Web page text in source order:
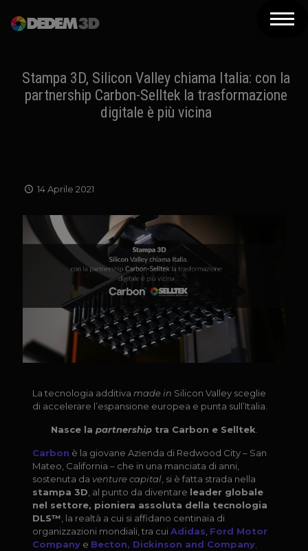
Prodotti
Soluzioni 3D
Assistenza
Contatti
Newsletter
Stampa 3D, Silicon Valley chiama Italia: con la
partnership Carbon-Selltek la trasformazione
digitale è più vicina
14 Aprile 2021
La tecnologia additiva made in Silicon Valley sceglie
di accelerare l’espansione europea e punta sull’Italia.
Nasce la partnershiptra Carbon e Selltek
Carbon è la giovane Azienda di Redwood City – San
Mateo, California – che in una manciata di anni,
sostenuta da venture capital, si è fatta strada nella
stampa 3D , al punto da diventare leader globale
nel settore, pioniera assoluta della tecnologia
DLS™ , la realtà a cui si affidano centinaia di
organizzazioni mondiali, tra cuiAdidas Ford Motor
Companye Becton, Dickinson and Company,